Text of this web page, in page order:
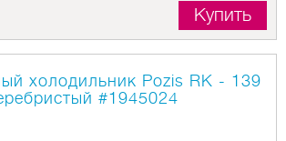
Купить
холодильник Pozis RK - 139
#1945024